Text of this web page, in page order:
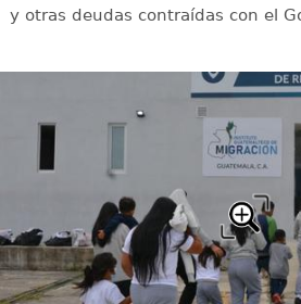
y otras deudas contraídas con el